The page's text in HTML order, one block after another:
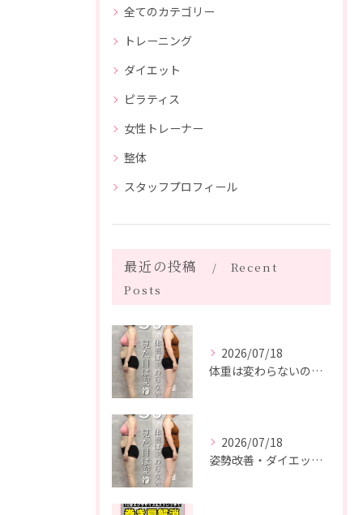
全てのカテゴリー
トレーニング
ダイエット
ピラティス
女性トレーナー
整体
スタッフプロフィール
最近の投稿
Recent
Posts
2026/07/18
体重は変わらないのに、見た目は変わった。
2026/07/18
姿勢改善・ダイエット・ピラティス【５０代・M様】